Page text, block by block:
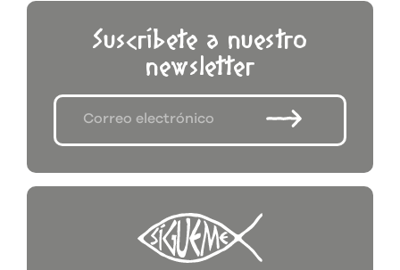
Suscríbete a nuestro
newsletter